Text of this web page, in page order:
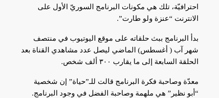
احترافيّة، تلك هي مكونات البرنامج السوريّ الأول على
الانترنت “عنزة ولو طارت”.
بدأ البرنامج ببث حلقاته على موقع اليوتيوب في منتصف
شهر آب ( أغسطس) الماضي ليصل عدد مشاهدي القناة بعد
الحلقة السابعة إلى ما يقارب ٣٠٠ ألف شخص.
معدّة وصاحبة فكرة البرنامج قالت للـ”حياة” إن شخصية
“أبو نظير” هي ملهمة وصاحبة الفضل في وجود البرنامج.